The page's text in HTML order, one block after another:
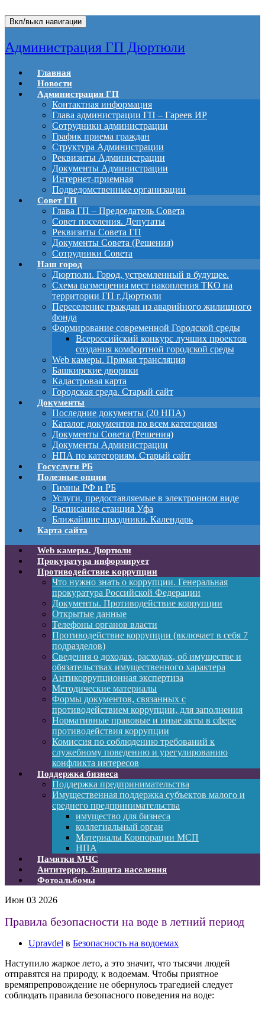
Вкл/выкл навигации
Администрация ГП Дюртюли
Главная
Новости
Администрация ГП
Контактная информация
Глава администрации ГП – Гареев ИР
Сотрудники администрации
График приема граждан
Структура Администрации
Реквизиты Администрации
Документы Администрации
Интернет-приемная
Подведомственные организации
Совет ГП
Глава ГП – Председатель Совета
Совет поселения. Депутаты
Реквизиты Совета ГП
Документы Совета (Решения)
Сотрудники Совета
Наш город
Дюртюли. Город, устремленный в будущее.
Схема размещения мест накопления ТКО на
территории ГП г.Дюртюли
Переселение граждан из аварийного жилищного
фонда
Формирование современной Городской среды
Всероссийский конкурс лучших проектов
создания комфортной городской среды
Web камеры. Прямая трансляция
Башкирские дворики
Кадастровая карта
Городская среда. Старый сайт
Документы
Последние документы (20 НПА)
Каталог документов по всем категориям
Документы Совета (Решения)
Документы Администрации
НПА по категориям. Старый сайт
Госуслуги РБ
Полезные опции
Гимны РФ и РБ
Услуги, предоставляемые в электронном виде
Расписание станция Уфа
Ближайшие праздники. Календарь
Карта сайта
Web камеры. Дюртюли
Прокуратура информирует
Противодействие коррупции
Что нужно знать о коррупции. Генеральная
прокуратура Российской Федерации
Документы. Противодействие коррупции
Открытые данные
Телефоны органов власти
Противодействие коррупции (включает в себя 7
подразделов)
Сведения о доходах, расходах, об имуществе и
обязательствах имущественного характера
Антикоррупционная экспертиза
Методические материалы
Формы документов, связанных с
противодействием коррупции, для заполнения
Нормативные правовые и иные акты в сфере
противодействия коррупции
Комиссия по соблюдению требований к
служебному поведению и урегулированию
конфликта интересов
Поддержка бизнеса
Поддержка предпринимательства
Имущественная поддержка субъектов малого и
среднего предпринимательства
имущество для бизнеса
коллегиальный орган
Материалы Корпорации МСП
НПА
Памятки МЧС
Антитеррор. Защита населения
Фотоальбомы
Июн 03 2026
Правила безопасности на воде в летний период
Upravdel в Безопасность на водоемах
Наступило жаркое лето, а это значит, что тысячи людей
отправятся на природу, к водоемам. Чтобы приятное
времяпрепровождение не обернулось трагедией следует
соблюдать правила безопасного поведения на воде: